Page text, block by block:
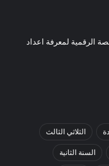
الرقمية لمعرفة اعداد
الثلاثي الثالث
السنة الثانية